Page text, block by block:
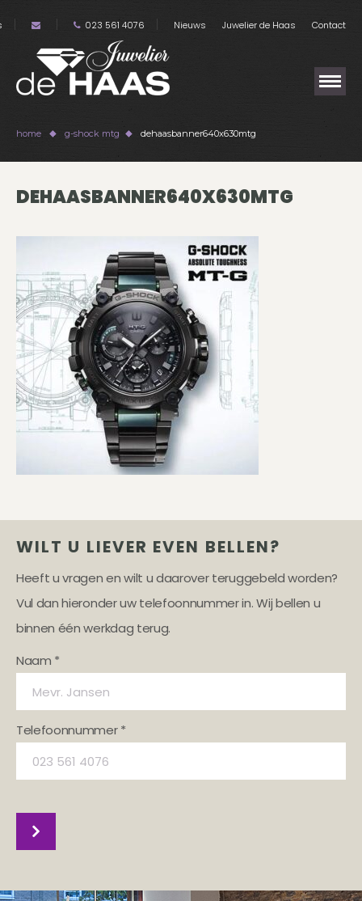
023 561 4076 Nieuws Juwelier de Haas Contact
home g-shock mtg dehaasbanner640x630mtg
DEHAASBANNER640X630MTG
WILT U LIEVER EVEN BELLEN?
Heeft u vragen en wilt u daarover teruggebeld worden?
Vul dan hieronder uw telefoonnummer in. Wij bellen u
binnen één werkdag terug.
Naam *
Telefoonnummer *